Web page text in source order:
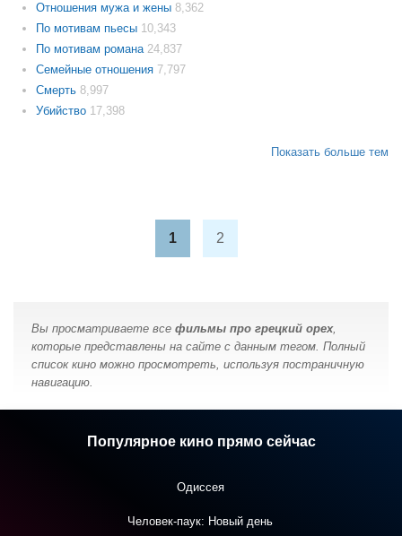
Отношения мужа и жены 8,362
По мотивам пьесы 10,343
По мотивам романа 24,837
Семейные отношения 7,797
Смерть 8,997
Убийство 17,398
Показать больше тем
1 2
Вы просматриваете все фильмы про грецкий орех,
которые представлены на сайте с данным тегом. Полный
список кино можно просмотреть, используя постраничную
навигацию.
Популярное кино прямо сейчас
Одиссея
Человек-паук: Новый день